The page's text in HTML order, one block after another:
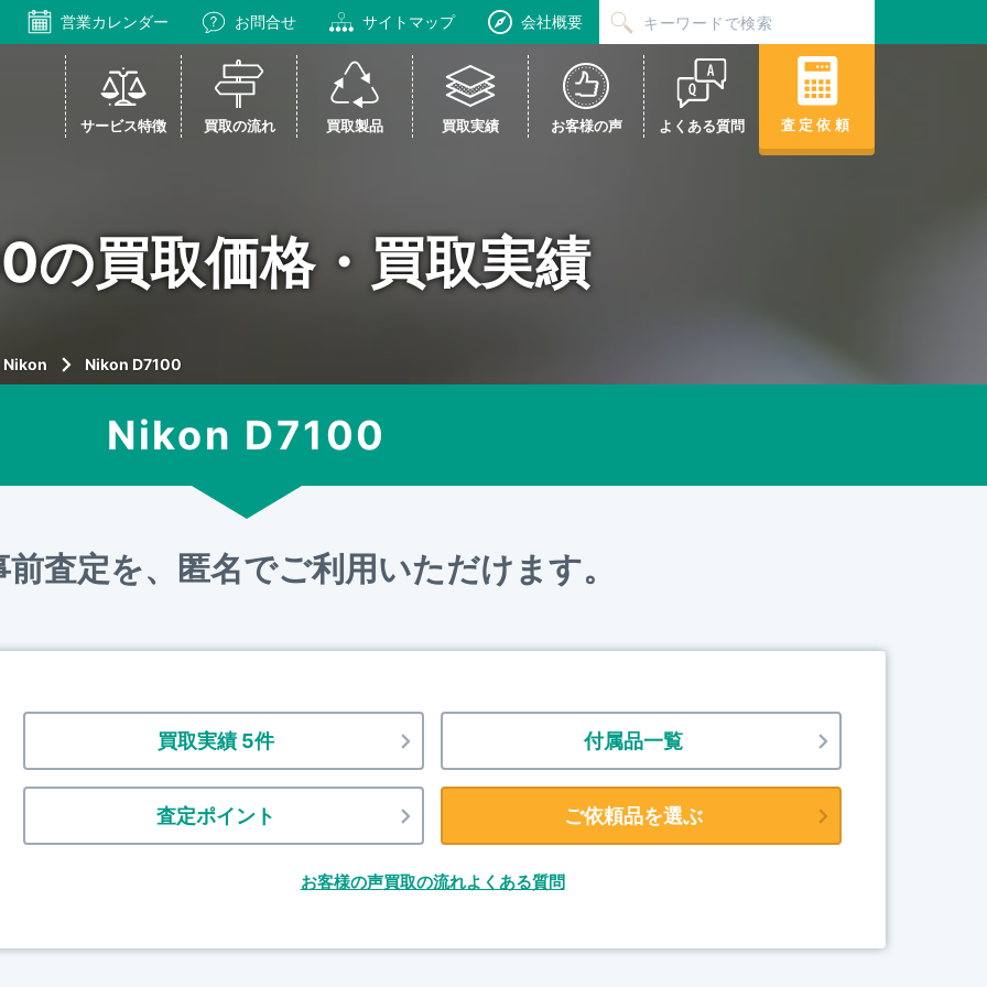
営業カレンダー お問合せ サイトマップ 会社概要
サービス特徴 買取の流れ 買取製品 買取実績 お客様の声 よくある質問 査定依頼
の買取価格・買取実績
Nikon Nikon D7100
Nikon D7100
査定を、匿名でご利用いただけます。
買取実績 5件 付属品一覧
査定ポイント ご依頼品を選ぶ
お客様の声買取の流れよくある質問